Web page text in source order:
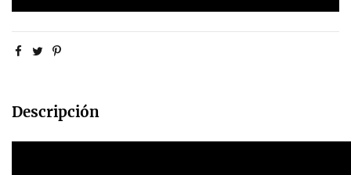
Descripción